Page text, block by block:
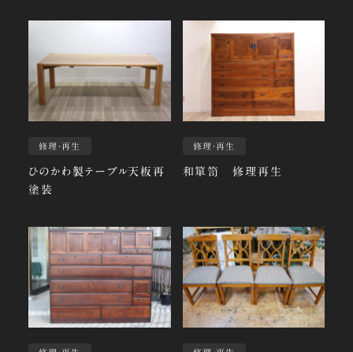
修理・再生
ひのかわ製テーブル天板再
塗装
修理・再生
和箪笥 修理再生